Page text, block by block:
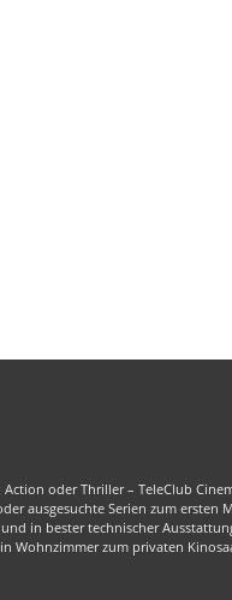
oder Thriller – TeleClub
ausgesuchte Serien zum ersten
in bester technischer
Wohnzimmer zum privaten